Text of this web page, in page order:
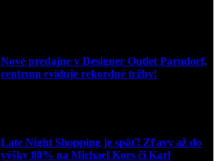
Nové predajne v Designer Outlet Parndorf,
centrum eviduje rekordné tržby!
Late Night Shopping je späť! Zľavy až do
výšky 80% na Michael Kors či Karl